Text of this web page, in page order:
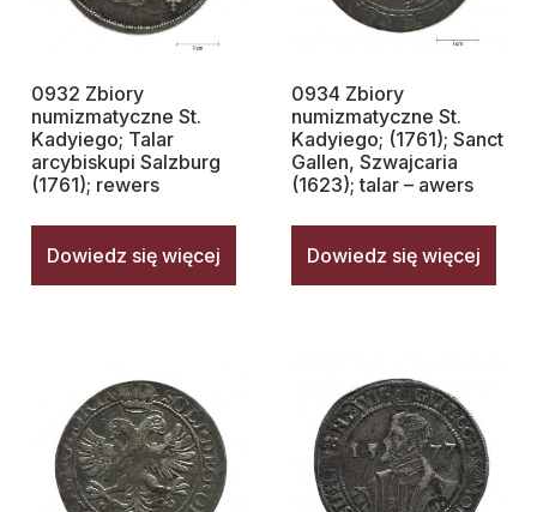
0932 Zbiory
numizmatyczne St.
Kadyiego; Talar
arcybiskupi Salzburg
(1761); rewers
Dowiedz się więcej
0934 Zbiory
numizmatyczne St.
Kadyiego; (1761); Sanct
Gallen, Szwajcaria
(1623); talar – awers
Dowiedz się więcej